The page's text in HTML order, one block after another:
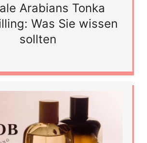
Arabians Tonka
Was Sie wissen
sollten